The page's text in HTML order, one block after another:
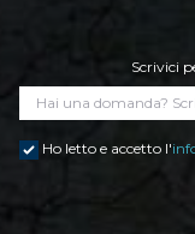
Scrivici
Ho letto e accetto l'